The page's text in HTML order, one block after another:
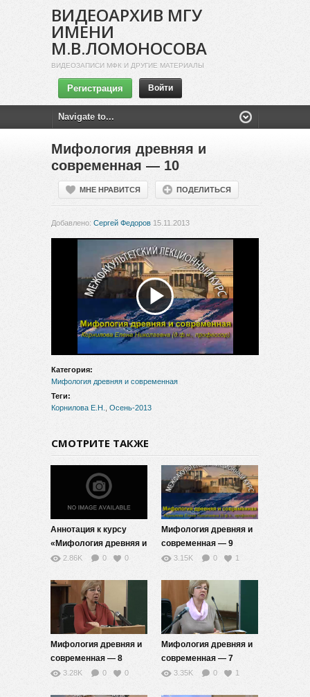
ВИДЕОАРХИВ МГУ
ИМЕНИ
М.В.ЛОМОНОСОВА
ВИДЕОЗАПИСИ МФК И ДРУГИЕ МАТЕРИАЛЫ
Регистрация Войти
Мифология древняя и
современная — 10
МНЕ НРАВИТСЯ ПОДЕЛИТЬСЯ
Добавлено: Сергей Федоров 15.11.2013
Воспроизвести
видео
Категория:
Мифология древняя и современная
Теги:
Корнилова Е.Н.
Осень-2013
СМОТРИТЕ ТАКЖЕ
Аннотация к курсу
«Мифология древняя и
современная»
2.86K 0 0
Мифология древняя и
современная — 9
3.15K 0 1
Мифология древняя и
современная — 8
3.28K 0 0
Мифология древняя и
современная — 7
3.35K 0 1